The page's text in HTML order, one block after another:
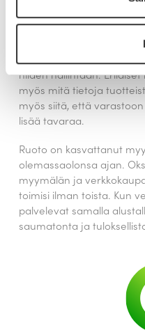
– Meillä on kymmeniä
niiden hallintaan.
myös mitä tietoja
myös siitä, että
lisää tavaraa.
Ruoto on kasvattanut
olemassaolonsa ajan.
myymälän ja
toimisi ilman toista. Kun
palvelevat samalla
saumatonta ja